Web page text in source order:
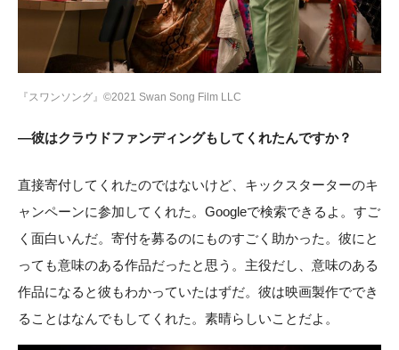
『スワンソング』©2021 Swan Song Film LLC
―彼はクラウドファンディングもしてくれたんですか？
直接寄付してくれたのではないけど、キックスターターのキ
ャンペーンに参加してくれた。Googleで検索できるよ。すご
く面白いんだ。寄付を募るのにものすごく助かった。彼にと
っても意味のある作品だったと思う。主役だし、意味のある
作品になると彼もわかっていたはずだ。彼は映画製作ででき
ることはなんでもしてくれた。素晴らしいことだよ。